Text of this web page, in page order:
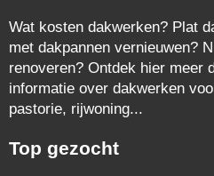
Wat kosten dakwerken? Plat
met dakpannen vernieuwen?
renoveren? Ontdek hier meer
informatie over dakwerken
pastorie, rijwoning...
Top gezocht